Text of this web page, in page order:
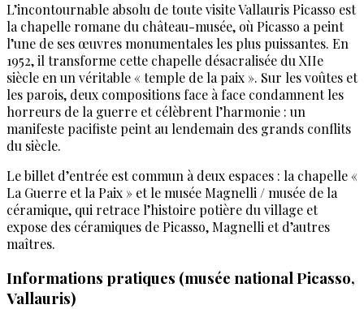
L’incontournable absolu de toute visite Vallauris Picasso est
la chapelle romane du château-musée, où Picasso a peint
l’une de ses œuvres monumentales les plus puissantes. En
1952, il transforme cette chapelle désacralisée du XIIe
siècle en un véritable « temple de la paix ». Sur les voûtes et
les parois, deux compositions face à face condamnent les
horreurs de la guerre et célèbrent l’harmonie : un
manifeste pacifiste peint au lendemain des grands conflits
du siècle.
Le billet d’entrée est commun à deux espaces : la chapelle «
La Guerre et la Paix » et le musée Magnelli / musée de la
céramique, qui retrace l’histoire potière du village et
expose des céramiques de Picasso, Magnelli et d’autres
maîtres.
Informations pratiques (musée national Picasso,
Vallauris)